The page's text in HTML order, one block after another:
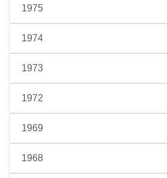
1975
1974
1973
1972
1969
1968